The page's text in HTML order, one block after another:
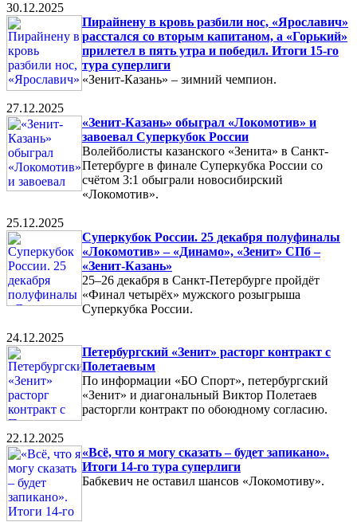
30.12.2025
Пирайнену в кровь разбили нос, «Ярославич»
расстался со вторым капитаном, а «Горький»
прилетел в пять утра и победил. Итоги 15-го
тура суперлиги
«Зенит-Казань» – зимний чемпион.
27.12.2025
«Зенит-Казань» обыграл «Локомотив» и
завоевал Суперкубок России
Волейболисты казанского «Зенита» в Санкт-
Петербурге в финале Суперкубка России со
счётом 3:1 обыграли новосибирский
«Локомотив».
25.12.2025
Суперкубок России. 25 декабря полуфиналы
«Локомотив» – «Динамо», «Зенит» СПб –
«Зенит-Казань»
25–26 декабря в Санкт-Петербурге пройдёт
«Финал четырёх» мужского розыгрыша
Суперкубка России.
24.12.2025
Петербургский «Зенит» расторг контракт с
Полетаевым
По информации «БО Спорт», петербургский
«Зенит» и диагональный Виктор Полетаев
расторгли контракт по обоюдному согласию.
22.12.2025
«Всё, что я могу сказать – будет запикано».
Итоги 14-го тура суперлиги
Бабкевич не оставил шансов «Локомотиву».